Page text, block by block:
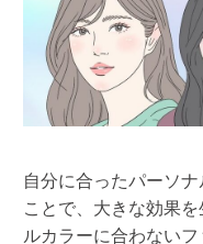
自分に合ったパーソ
ことで、大きな効果
ルカラーに合わない